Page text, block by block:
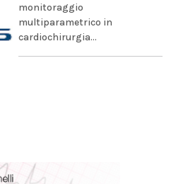
monitoraggio
multiparametrico in
cardiochirurgia...